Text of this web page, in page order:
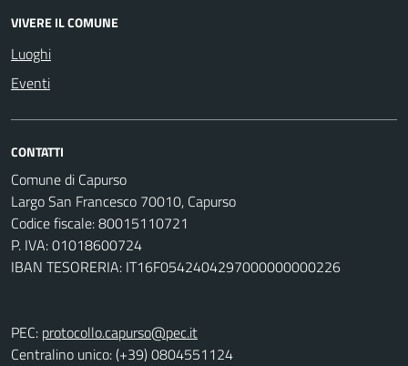
VIVERE IL COMUNE
Luoghi
Eventi
CONTATTI
Comune di Capurso
Largo San Francesco 70010, Capurso
Codice fiscale: 80015110721
P. IVA: 01018600724
IBAN TESORERIA: IT16F0542404297000000000226
PEC: protocollo.capurso@pec.it
Centralino unico: (+39) 0804551124